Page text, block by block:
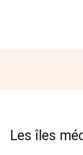
Les îles